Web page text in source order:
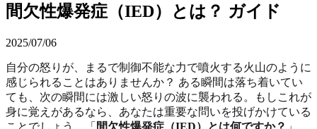
間欠性爆発症（IED）とは？ ガイド
2025/07/06
自分の怒りが、まるで制御不能な力で噴火する火山のように
感じられることはありませんか？ ある瞬間は落ち着いてい
ても、次の瞬間には激しい怒りの波に襲われる。もしこれが
身に覚えがあるなら、あなたは重要な問いを投げかけている
ことでしょう。「 間欠性爆発症（IED）とは何ですか？ 」